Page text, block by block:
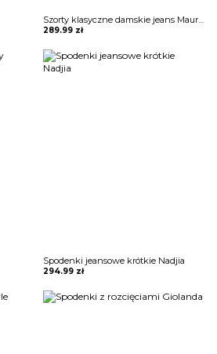
289.99 zł
Spodenki jeansowe krótkie Nadjia
294.99 zł